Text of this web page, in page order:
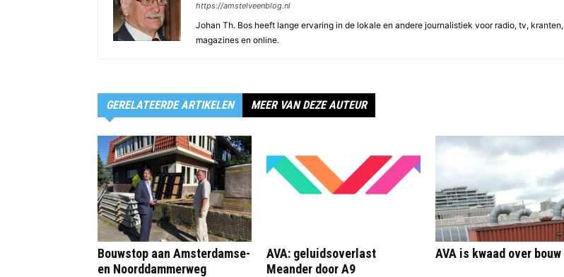
https://amstelveenblog.nl
Johan Th. Bos heeft lange ervaring in de lokale en andere journalistiek voor radio, tv, kranten,
magazines en online.
GERELATEERDE ARTIKELEN MEER VAN DEZE AUTEUR
Bouwstop aan Amsterdamse-
en Noorddammerweg
AVA: geluidsoverlast
Meander door A9
AVA is kwaad over bouw